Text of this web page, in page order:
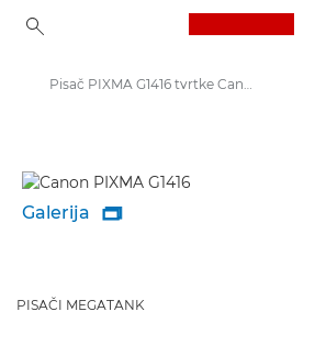
Pisač PIXMA G1416 tvrtke Canon
Galerija 
PISAČI MEGATANK